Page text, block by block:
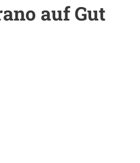
auf Gut